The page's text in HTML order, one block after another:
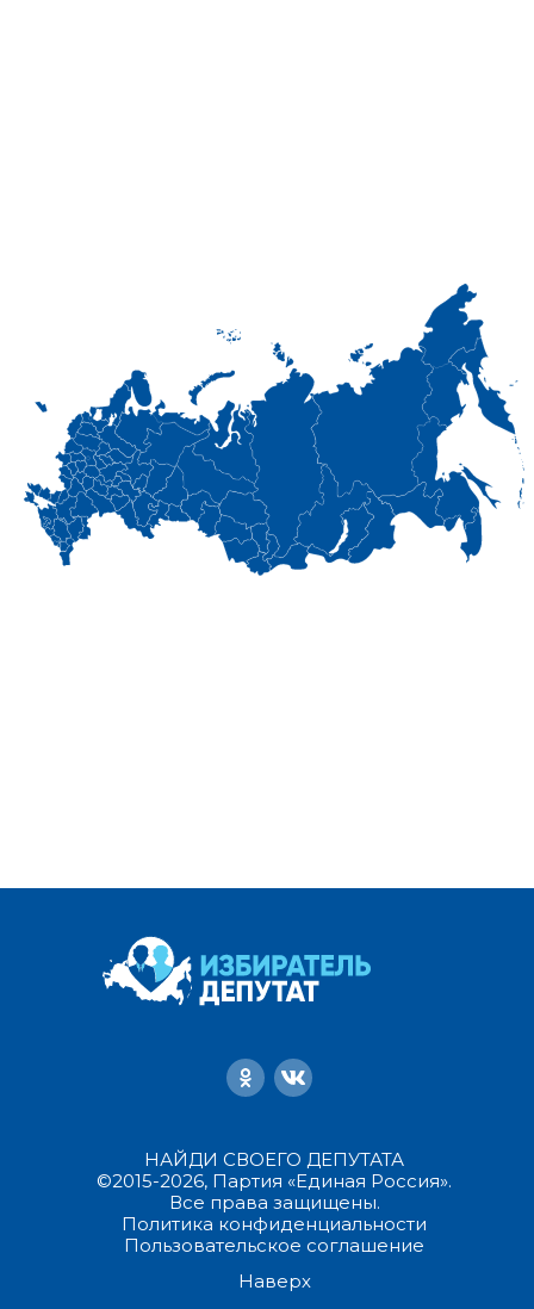
НАЙДИ СВОЕГО ДЕПУТАТА
©2015-2026, Партия «Единая Россия».
Все права защищены.
Политика конфиденциальности
Пользовательское соглашение
Наверх